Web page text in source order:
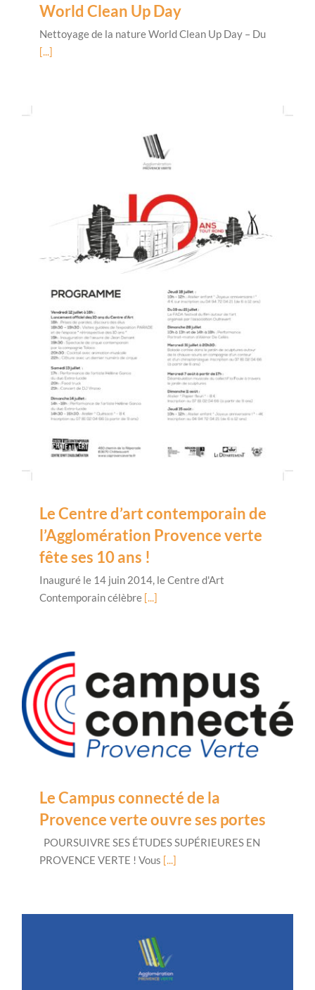
World Clean Up Day
Nettoyage de la nature World Clean Up Day – Du
[...]
Le Centre d’art contemporain de
l’Agglomération Provence verte
fête ses 10 ans !
Inauguré le 14 juin 2014, le Centre d'Art
Contemporain célèbre [...]
Le Campus connecté de la
Provence verte ouvre ses portes
POURSUIVRE SES ÉTUDES SUPÉRIEURES EN
PROVENCE VERTE ! Vous [...]